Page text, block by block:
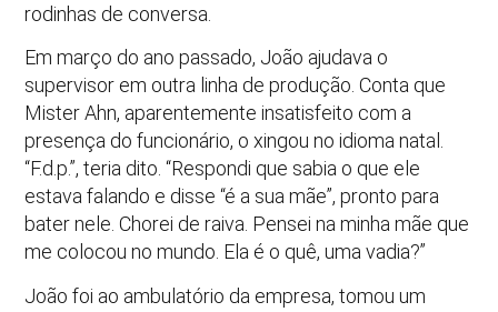
rodinhas de conversa.
Em março do ano passado, João ajudava o
supervisor em outra linha de produção. Conta que
Mister Ahn, aparentemente insatisfeito com a
presença do funcionário, o xingou no idioma natal.
“F.d.p.”, teria dito. “Respondi que sabia o que ele
estava falando e disse “é a sua mãe”, pronto para
bater nele. Chorei de raiva. Pensei na minha mãe que
me colocou no mundo. Ela é o quê, uma vadia?”
João foi ao ambulatório da empresa, tomou um